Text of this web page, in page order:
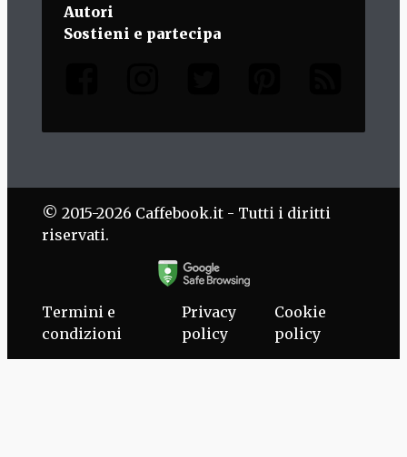
Autori
Sostieni e partecipa
© 2015-2026 Caffebook.it - Tutti i diritti
riservati.
Termini e
condizioni
Privacy
policy
Cookie
policy